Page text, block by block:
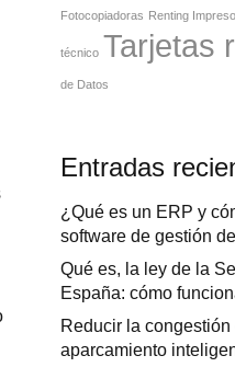
Fotocopiadoras Renting
técnico Tarjetas
de Datos
Entradas
¿Qué es un ERP y
software de gestión
Qué es, la ley de la
España: cómo
Reducir la
aparcamiento